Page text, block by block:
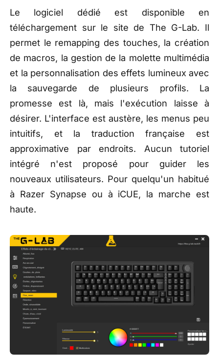
Le logiciel dédié est disponible en
téléchargement sur le site de The G-Lab. Il
permet le remapping des touches, la création
de macros, la gestion de la molette multimédia
et la personnalisation des effets lumineux avec
la sauvegarde de plusieurs profils. La
promesse est là, mais l'exécution laisse à
désirer. L'interface est austère, les menus peu
intuitifs, et la traduction française est
approximative par endroits. Aucun tutoriel
intégré n'est proposé pour guider les
nouveaux utilisateurs. Pour quelqu'un habitué
à Razer Synapse ou à iCUE, la marche est
haute.